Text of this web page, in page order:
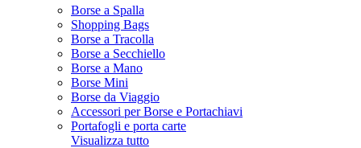
Borse a Spalla
Shopping Bags
Borse a Tracolla
Borse a Secchiello
Borse a Mano
Borse Mini
Borse da Viaggio
Accessori per Borse e Portachiavi
Portafogli e porta carte
Visualizza tutto